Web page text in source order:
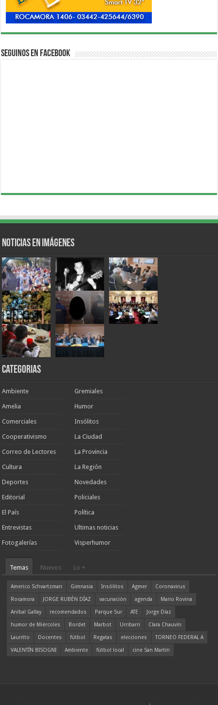
Seguinos en Facebook
Noticias en Imágenes
Categorias
Ambiente
Amelia
Comerciales
Cooperativismo
Correo de Lectores
Cultura
Deportes
Editorial
El País
Entrevistas
Fotogalerías
Gremiales
Humor
Insólitos
La Ciudad
La Provincia
La Región
Novedades
Policiales
Política
Ultimas noticias
Visperhumor
Temas Nuevos Lo +
Americo Schvartzman Gimnasia Insólitos Agmer
Coronavirus
Rocamora
JORGE RUBÉN DÍAZ vacunación agenda
Mario Rovina
Aníbal Gallay
recomendados Parque Sur ATE
Jorge Díaz
humor de Miércoles
Bordet Marbot Urribarri
Clara Chauvín
Lauritto
Docentes fútbol Regatas elecciones
TORNEO FEDERAL A
VALENTÍN BISOGNI
Ambiente fútbol local cine San Martín